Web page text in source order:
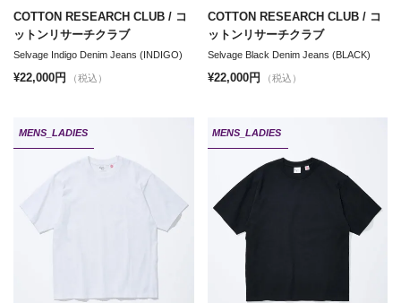
COTTON RESEARCH CLUB / コ
ットンリサーチクラブ
Selvage Indigo Denim Jeans (INDIGO)
¥22,000円 （税込）
COTTON RESEARCH CLUB / コ
ットンリサーチクラブ
Selvage Black Denim Jeans (BLACK)
¥22,000円 （税込）
MENS_LADIES MENS_LADIES